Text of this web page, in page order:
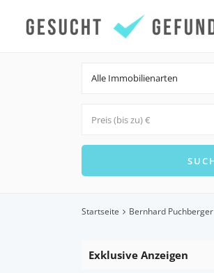
Alle Immobilienarten
Startseite Bernhard Puchberger
Exklusive Anzeigen